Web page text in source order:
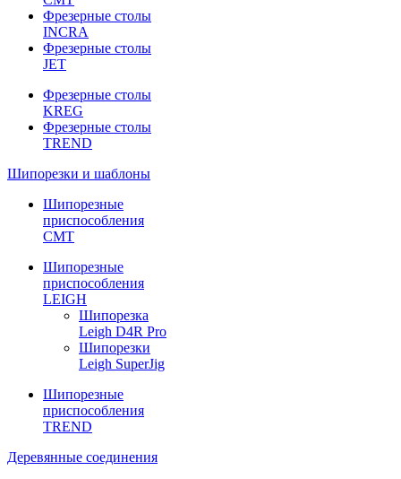
Фрезерные столы
INCRA
Фрезерные столы
JET
Фрезерные столы
KREG
Фрезерные столы
TREND
Шипорезки и шаблоны
Шипорезные
приспособления
CMT
Шипорезные
приспособления
LEIGH
Шипорезка
Leigh D4R Pro
Шипорезки
Leigh SuperJig
Шипорезные
приспособления
TREND
Деревянные соединения